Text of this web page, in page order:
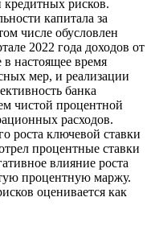
кредитных рисков.
капитала за
числе обусловлен
2022 года доходов от
настоящее время
мер, и реализации
банка
чистой процентной
расходов.
роста ключевой ставки
процентные ставки
влияние роста
процентную маржу.
оценивается как